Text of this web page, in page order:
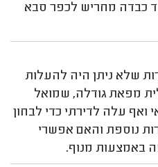
כבדה מחריש לכפר סבא
שלא ניתן היה להעלות
מפאת גודלה, שמואל
ואף עלה לדירתי כדי לבחון
נוספת והאם אפשרי
באמצעות מנוף.